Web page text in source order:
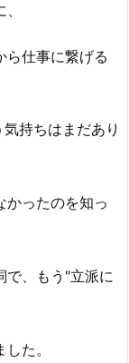
ら仕事に繋げる
持ちはまだあり
かったのを知っ
で、もう"立派に
た。